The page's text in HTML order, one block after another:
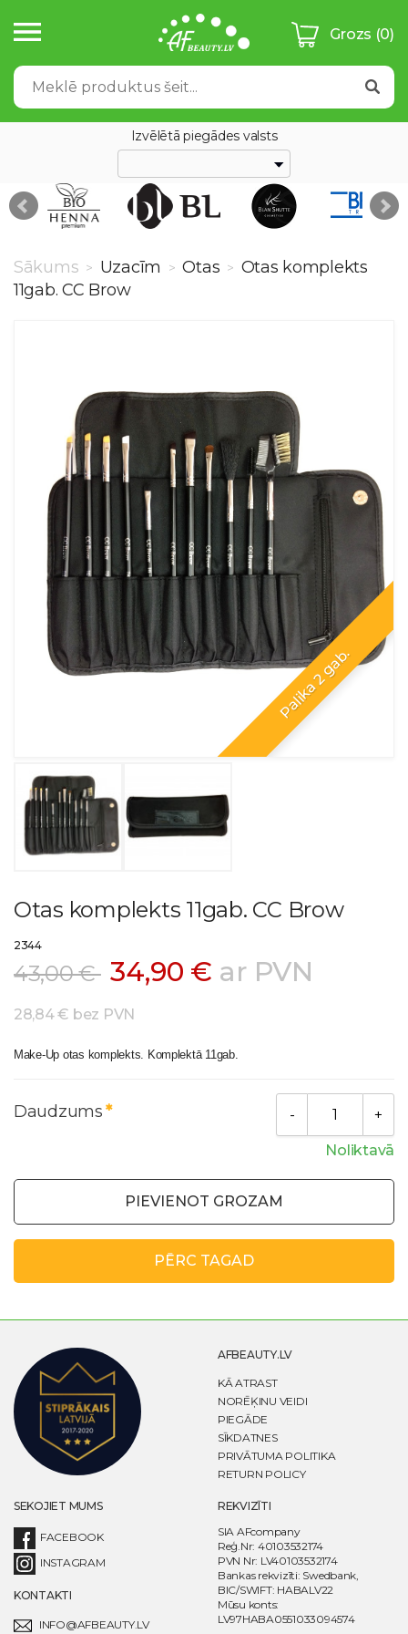
Grozs (0)
Izvēlētā piegādes valsts
Sākums > Uzacīm > Otas > Otas komplekts
11gab. CC Brow
Palika 2 gab.
Otas komplekts 11gab. CC Brow
2344
43,00 € 34,90 € ar PVN
28,84 € bez PVN
Make-Up otas komplekts. Komplektā 11gab.
Daudzums
Noliktavā
PIEVIENOT GROZAM
PĒRC TAGAD
AFBEAUTY.LV
KĀ ATRAST
NORĒĶINU VEIDI
PIEGĀDE
SĪKDATNES
PRIVĀTUMA POLITIKA
RETURN POLICY
SEKOJIET MUMS
FACEBOOK
INSTAGRAM
KONTAKTI
INFO@AFBEAUTY.LV
REKVIZĪTI
SIA AFcompany
Reģ.Nr: 40103532174
PVN Nr: LV40103532174
Bankas rekvizīti: Swedbank,
BIC/SWIFT: HABALV22
Mūsu konts:
LV97HABA0551033094574